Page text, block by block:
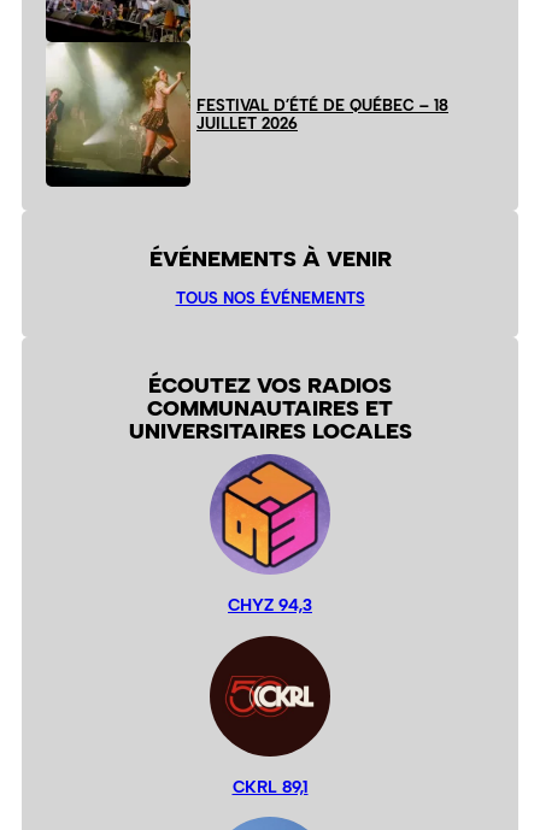
FESTIVAL D’ÉTÉ DE QUÉBEC – 18
JUILLET 2026
ÉVÉNEMENTS À VENIR
TOUS NOS ÉVÉNEMENTS
ÉCOUTEZ VOS RADIOS
COMMUNAUTAIRES ET
UNIVERSITAIRES LOCALES
CHYZ 94,3
CKRL 89,1